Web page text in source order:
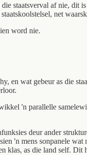
staatsverval af nie,
net
word nie.
en wat gebeur as die
'n parallelle
deur ander
sien 'n mens sonpanele
as die land self.